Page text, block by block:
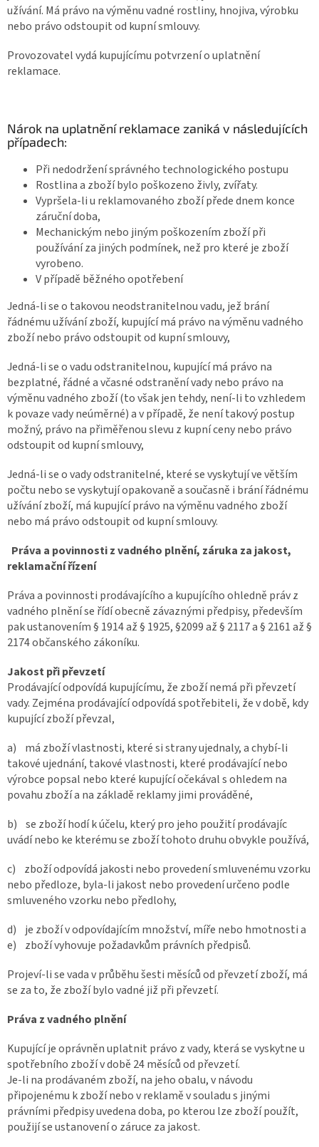
užívání. Má právo na výměnu vadné rostliny, hnojiva, výrobku
nebo právo odstoupit od kupní smlouvy.
Provozovatel vydá kupujícímu potvrzení o uplatnění
reklamace.
Nárok na uplatnění reklamace zaniká v následujících
případech:
Při nedodržení správného technologického postupu
Rostlina a zboží bylo poškozeno živly, zvířaty.
Vypršela-li u reklamovaného zboží přede dnem konce
záruční doba,
Mechanickým nebo jiným poškozením zboží při
používání za jiných podmínek, než pro které je zboží
vyrobeno.
V případě běžného opotřebení
Jedná-li se o takovou neodstranitelnou vadu, jež brání
řádnému užívání zboží, kupující má právo na výměnu vadného
zboží nebo právo odstoupit od kupní smlouvy,
Jedná-li se o vadu odstranitelnou, kupující má právo na
bezplatné, řádné a včasné odstranění vady nebo právo na
výměnu vadného zboží (to však jen tehdy, není-li to vzhledem
k povaze vady neúměrné) a v případě, že není takový postup
možný, právo na přiměřenou slevu z kupní ceny nebo právo
odstoupit od kupní smlouvy,
Jedná-li se o vady odstranitelné, které se vyskytují ve větším
počtu nebo se vyskytují opakovaně a současně i brání řádnému
užívání zboží, má kupující právo na výměnu vadného zboží
nebo má právo odstoupit od kupní smlouvy.
Práva a povinnosti z vadného plnění, záruka za jakost,
reklamační řízení
Práva a povinnosti prodávajícího a kupujícího ohledně práv z
vadného plnění se řídí obecně závaznými předpisy, především
pak ustanovením § 1914 až § 1925, §2099 až § 2117 a § 2161 až §
2174 občanského zákoníku.
Jakost při převzetí
Prodávající odpovídá kupujícímu, že zboží nemá při převzetí
vady. Zejména prodávající odpovídá spotřebiteli, že v době, kdy
kupující zboží převzal,
a) má zboží vlastnosti, které si strany ujednaly, a chybí-li
takové ujednání, takové vlastnosti, které prodávající nebo
výrobce popsal nebo které kupující očekával s ohledem na
povahu zboží a na základě reklamy jimi prováděné,
b) se zboží hodí k účelu, který pro jeho použití prodávajíc
uvádí nebo ke kterému se zboží tohoto druhu obvykle používá,
c) zboží odpovídá jakosti nebo provedení smluvenému vzorku
nebo předloze, byla-li jakost nebo provedení určeno podle
smluveného vzorku nebo předlohy,
d) je zboží v odpovídajícím množství, míře nebo hmotnosti a
e) zboží vyhovuje požadavkům právních předpisů.
Projeví-li se vada v průběhu šesti měsíců od převzetí zboží, má
se za to, že zboží bylo vadné již při převzetí.
Práva z vadného plnění
Kupující je oprávněn uplatnit právo z vady, která se vyskytne u
spotřebního zboží v době 24 měsíců od převzetí.
Je-li na prodávaném zboží, na jeho obalu, v návodu
připojenému k zboží nebo v reklamě v souladu s jinými
právními předpisy uvedena doba, po kterou lze zboží použít,
použijí se ustanovení o záruce za jakost.